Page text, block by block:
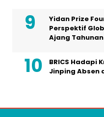
Yidan Prize
Perspektif
Ajang Tahunan
BRICS Hadapi
Jinping Absen